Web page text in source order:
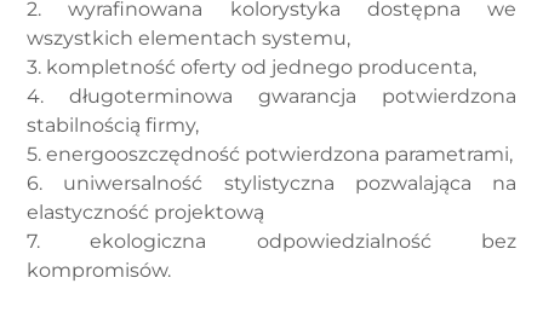
2. wyrafinowana kolorystyka dostępna we
wszystkich elementach systemu,
3. kompletność oferty od jednego producenta,
4. długoterminowa gwarancja potwierdzona
stabilnością firmy,
5. energooszczędność potwierdzona parametrami,
6. uniwersalność stylistyczna pozwalająca na
elastyczność projektową
7. ekologiczna odpowiedzialność bez
kompromisów.